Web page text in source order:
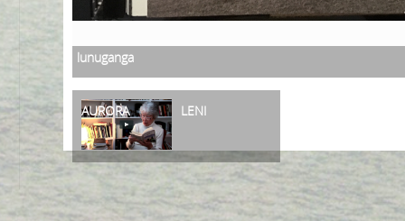
lunuganga
AURORA LENI